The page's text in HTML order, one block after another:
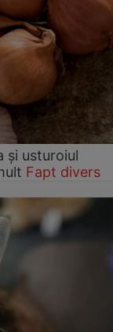
și usturoiul
Fapt divers